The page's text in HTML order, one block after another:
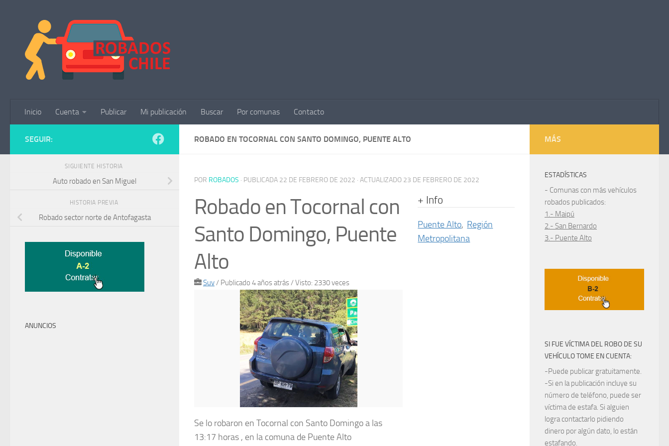
Inicio Cuenta Publicar Mi publicación Buscar Por comunas Contacto
ROBADO EN TOCORNAL CON SANTO DOMINGO, PUENTE ALTO
POR ROBADOS · PUBLICADA 22 DE FEBRERO DE 2022 · ACTUALIZADO 23 DE FEBRERO DE 2022
Robado en Tocornal con
Santo Domingo, Puente
Alto
Suv/ Publicado 4 años atrás/ Visto: 2330 veces
Se lo robaron en Tocornal con Santo Domingo a las
13:17 horas , en la comuna de Puente Alto
+ Info
Puente Alto, Región
Metropolitana
SEGUIR:
SIGUIENTE HISTORIA
Auto robado en San Miguel
HISTORIA PREVIA
Robado sector norte de Antofagasta
ANUNCIOS
MÁS
ESTADÍSTICAS
- Comunas con más vehículos
robados publicados:
1.- Maipú
2.- San Bernardo
3.- Puente Alto
SI FUE VÍCTIMA DEL ROBO DE SU
VEHÍCULO TOME EN CUENTA:
-Puede publicar gratuitamente.
-Si en la publicación incluye su
número de teléfono, puede ser
víctima de estafa. Si alguien
logra contactarlo pidiendo
dinero por algún dato, lo están
estafando.